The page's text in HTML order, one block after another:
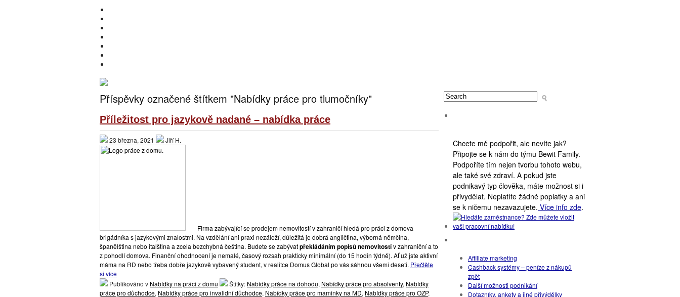
Příspěvky označené štítkem "Nabídky práce pro tlumočníky"
Příležitost pro jazykově nadané – nabídka práce
23 března, 2021 Jiří H.
Firma zabývající se prodejem nemovitostí v zahraničí hledá pro práci z domova
brigádníka s jazykovými znalostmi. Na vzdělání ani praxi nezáleží, důležitá je dobrá angličtina, výborná němčina,
španělština nebo italština a zcela bezchybná čeština. Budete se zabývatpřekládáním popisů nemovitostív zahraniční a to
z pohodlí domova. Finanční ohodnocení je nemalé, časový rozsah prakticky minimální (do 15 hodin týdně). Ať už jste aktivní
máma na RD nebo třeba dobře jazykově vybavený student, v realitce Domus Global po vás sáhnou všemi deseti. Přečtěte
si více
Publikováno v Nabídky na práci z domu Štítky: Nabídky práce na dohodu, Nabídky práce pro absolventy, Nabídky
práce pro důchodce, Nabídky práce pro invalidní důchodce, Nabídky práce pro maminky na MD, Nabídky práce pro OZP,
Chcete mě podpořit, ale nevíte jak?
Připojte se k nám do týmu Bewit Family.
Podpoříte tím nejen tvorbu tohoto webu,
ale také své zdraví. A pokud jste
podnikavý typ člověka, máte možnost si i
přivydělat. Neplatíte žádné poplatky a ani
se k ničemu nezavazujete. Více info zde.
Affiliate marketing
Cashback systémy – peníze z nákupů
zpět
Další možnosti podnikání
Dotazníky, ankety a jiné přivýdělky